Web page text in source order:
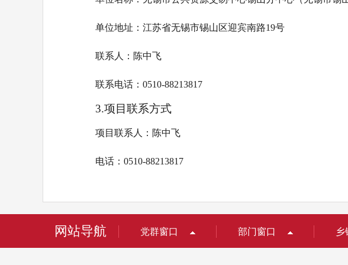
单位地址：江苏省无锡市锡山区迎宾南路19号
联系人：陈中飞
联系电话：0510-88213817
3.项目联系方式
项目联系人：陈中飞
电话：0510-88213817
网站导航 党群窗口 部门窗口 乡